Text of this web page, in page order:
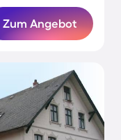
Zum Angebot